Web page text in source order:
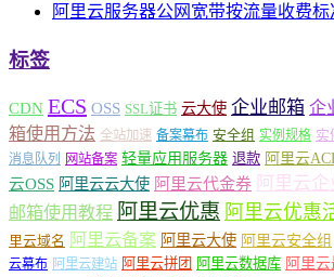
阿里云服务器公网宽带按流量收费标
标签
CDN ECS OSS SSL证书 云大使 企业邮箱 企
箱使用方法 全站加速 备案幕布 安全组 实例规格 实
消息队列
网站备案 轻量应用服务器 退款 阿里云
云OSS 阿里云云大使 阿里云代金券 阿里云
邮箱使用教程 阿里云优惠 阿里云优惠
里云域名 阿里云备案 阿里云大使 阿里云安全组
云幕布 阿里云建站 阿里云拼团 阿里云数据库 阿里